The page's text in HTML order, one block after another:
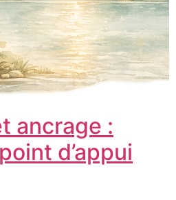
ancrage :
d’appui